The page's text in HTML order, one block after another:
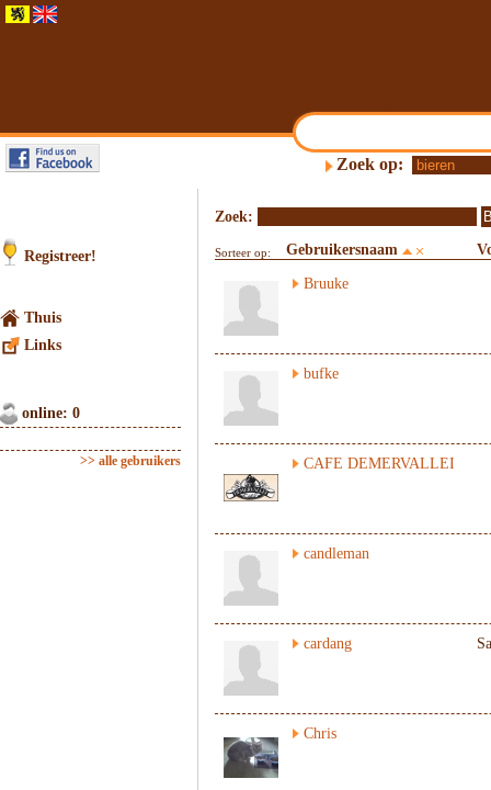
Zoek op:
Registreer!
Thuis
Links
online: 0
>> alle gebruikers
Zoek:
Sorteer op: Gebruikersnaam
Bruuke
bufke
CAFE DEMERVALLEI
candleman
cardang
Chris